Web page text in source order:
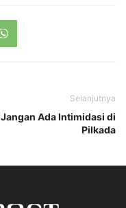
Selanjutnya
Jangan Ada Intimidasi di
Pilkada